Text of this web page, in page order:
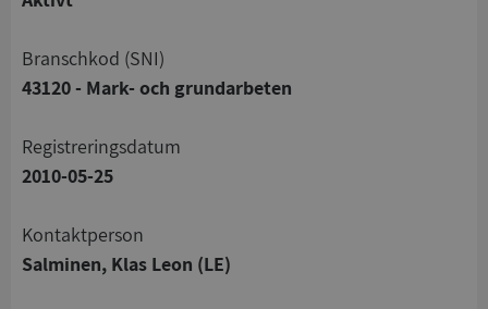
branschkod (SNI)
43120 - Mark- och grundarbeten
registreringsdatum
2010-05-25
Kontaktperson
Salminen, Klas Leon (LE)